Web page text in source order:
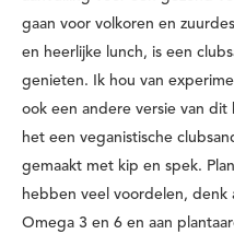
gaan voor volkoren en
en heerlijke lunch, is een
genieten. Ik hou van
ook een andere versie van dit
het een veganistische
gemaakt met kip en spek.
hebben veel voordelen, denk
Omega 3 en 6 en aan